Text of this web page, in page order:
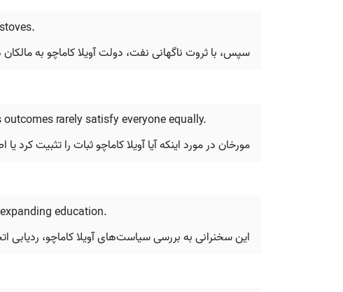
سپس، با ثروت ناگهانی نفت، دولت آویلا کاماچو به
rarely satisfy everyone equally.
مورخان در مورد اینکه آیا آویلا کاماچو ثبات را تثبیت
education.
این سخنرانی به بررسی سیاست‌های آویلا کاماچو،